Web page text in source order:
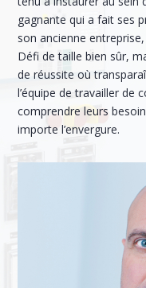
gagnante qui a fait ses
son ancienne entreprise,
Défi de taille bien sûr,
de réussite où
l’équipe de travailler de
comprendre leurs
importe l’envergure.